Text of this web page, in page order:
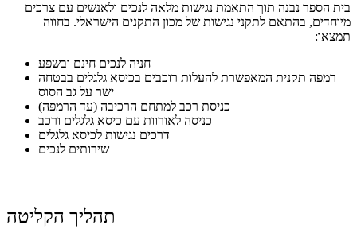
בית הספר נבנה תוך התאמת נגישות מלאה לנכים ולאנשים עם צרכים
מיוחדים, בהתאם לתקני נגישות של מכון התקנים הישראלי. בחווה
תמצאו:
חניה לנכים חינם ובשפע
רמפה תקנית המאפשרת להעלות רוכבים בכיסא גלגלים בבטחה
ישר על גב הסוס
כניסת רכב למתחם הרכיבה (עד הרמפה)
כניסה לאורוות עם כיסא גלגלים ורכב
דרכים נגישות לכיסא גלגלים
שירותים לנכים
תהליך הקליטה